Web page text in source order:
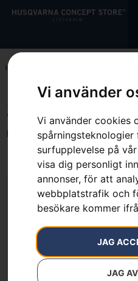
Vi använder
Vi använder cookies
surfupplevelse på
visa dig personligt
annonser, för att
webbplatstrafik och
besökare kommer
JAG
JAG
Hem
10 A
Endast ett sökresultat